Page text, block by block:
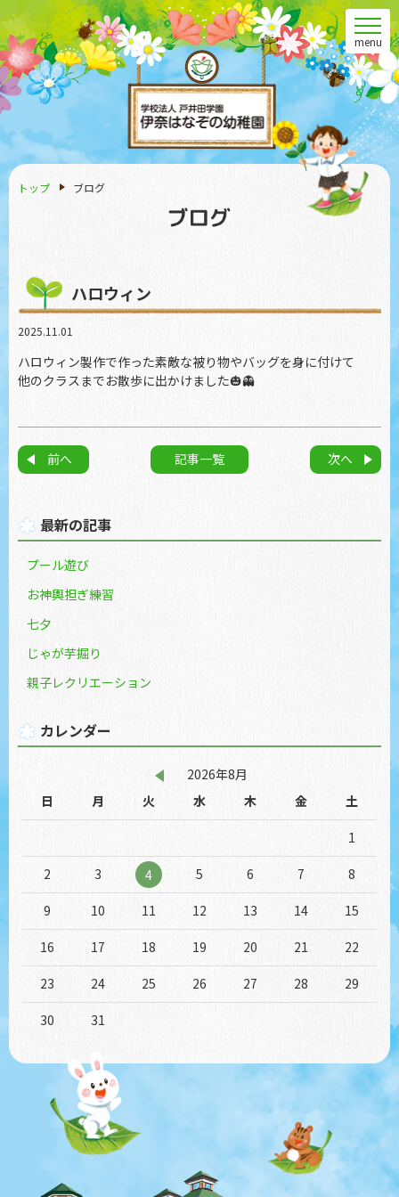
menu
トップ ブログ
ハロウィン
2025.11.01
ハロウィン製作で作った素敵な被り物やバッグを身に付けて
他のクラスまでお散歩に出かけました🎃👻
記事一覧
最新の記事
プール遊び
お神輿担ぎ練習
七夕
じゃが芋掘り
親子レクリエーション
カレンダー
2026年8月
日
月 火 水 木 金 土
1
2 3 4 5 6 7 8
9 10 11 12 13 14 15
16 17 18 19 20 21 22
23 24 25 26 27 28 29
30 31